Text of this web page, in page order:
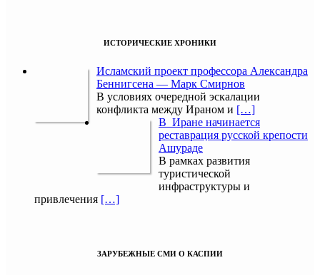
ИСТОРИЧЕСКИЕ ХРОНИКИ
Исламский проект профессора Александра
Беннигсена — Марк Смирнов
В условиях очередной эскалации
конфликта между Ираном и […]
В Иране начинается
реставрация русской крепости
Ашураде
В рамках развития
туристической
инфраструктуры и
привлечения […]
ЗАРУБЕЖНЫЕ СМИ О КАСПИИ